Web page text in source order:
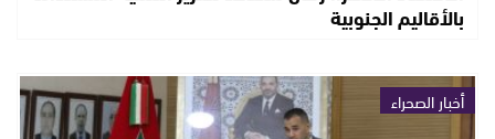
بالأقاليم الجنوبية
أخبار الصحراء